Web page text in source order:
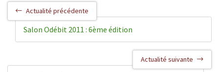
Actualité précédente
Salon Odébit 2011 : 6ème édition
Actualité suivante